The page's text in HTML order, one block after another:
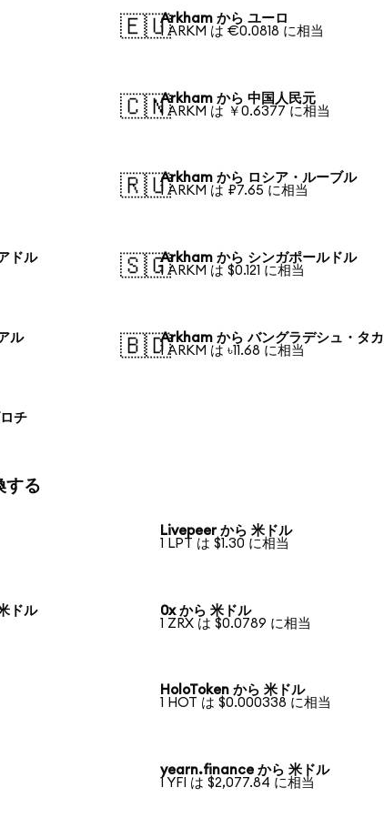
🇪🇺Arkham から ユーロ
1 ARKM は €0.0818 に相当
🇨🇳Arkham から 中国人民元
1 ARKM は ￥0.6377 に相当
🇷🇺Arkham から ロシア・ルーブル
1 ARKM は ₽7.65 に相当
ドル
🇸🇬Arkham から シンガポールドル
1 ARKM は $0.121 に相当
ル
🇧🇩Arkham から バングラデシュ・タカ
1 ARKM は ৳11.68 に相当
チ
する
Livepeer から 米ドル
1 LPT は $1.30 に相当
ドル
0x から 米ドル
1 ZRX は $0.0789 に相当
HoloToken から 米ドル
1 HOT は $0.000338 に相当
yearn.finance から 米ドル
1 YFI は $2,077.84 に相当